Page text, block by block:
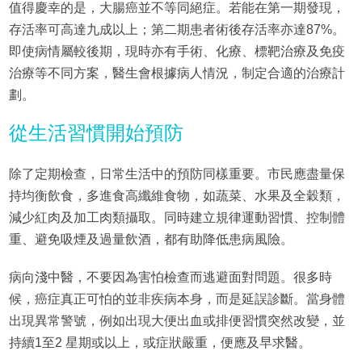
值得慶幸的是，大腸癌並不等同絕症。若能在第一期發現，
存活率可高達九成以上；第二期患者術後存活率亦達87%。
即使病情屬較後期，現時亦有手術、化療、標靶治療及免疫
治療等不同方案，醫生會根據病人情況，制定合適的治療計
劃。
從生活習慣開始預防
除了定期檢查，日常生活中的預防同樣重要。市民應盡量保
持均衡飲食，多進食高纖維食物，如蔬菜、水果及全穀類，
減少紅肉及加工肉類攝取。同時建立規律運動習慣、控制體
重、避免吸煙及過量飲酒，都有助降低患病風險。
病向淺中醫，不要因為害怕檢查而逃避面對問題。很多時
候，癌症真正可怕的並非疾病本身，而是延誤診斷。當身體
出現異常警號，例如出現大便出血或排便習慣突然改變，並
持續1至2 星期或以上，或症狀嚴重，便應及早求醫。